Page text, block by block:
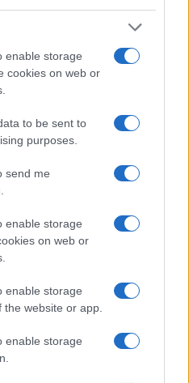
enable storage
cookies on web or
to be sent to
purposes.
send me
enable storage
on web or
enable storage
website or app.
enable storage
ποτάμια;
ζέστης με 36,9
χθες η μνήμη του Τάσου
της Σχολής Ναυτικών
σήμερα!
δεύτερης και τελευταίας
τρεις μέρες μετά την